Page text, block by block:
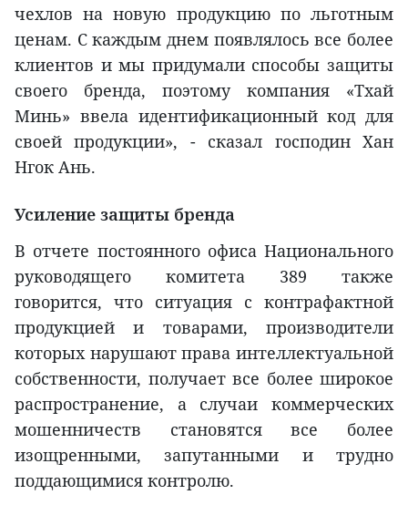
чехлов на новую продукцию по льготным
ценам. С каждым днем появлялось все более
клиентов и мы придумали способы защиты
своего бренда, поэтому компания «Тхай
Минь» ввела идентификационный код для
своей продукции», - сказал господин Хан
Нгок Ань.
Усиление защиты бренда
В отчете постоянного офиса Национального
руководящего комитета 389 также
говорится, что ситуация с контрафактной
продукцией и товарами, производители
которых нарушают права интеллектуальной
собственности, получает все более широкое
распространение, а случаи коммерческих
мошенничеств становятся все более
изощренными, запутанными и трудно
поддающимися контролю.